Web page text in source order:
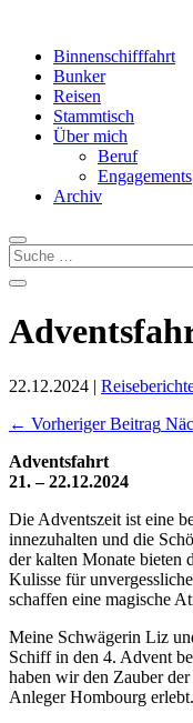
Binnenschifffahrt
Bunker
Reisen
Stammtisch
Über mich
Beruf
Engagements
Archiv
22.12.2024 |
← Vorheriger Beitrag
Adventsfahrt
21. – 22.12.2024
Die Adventszeit ist eine
innezuhalten und die
der kalten Monate bieten
Kulisse für
schaffen eine magische
Meine Schwägerin Liz
Schiff in den 4. Advent
haben wir den Zauber
Anleger Hombourg erlebt.